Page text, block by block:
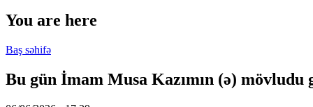
You are here
Baş səhifə
Bu gün İmam Musa Kazımın (ə) mövludu